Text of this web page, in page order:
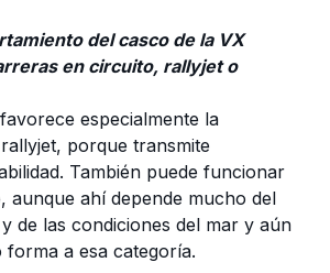
del casco de la VX
en circuito, rallyjet o
especialmente la
porque transmite
También puede funcionar
aunque ahí depende mucho del
de las condiciones del mar y aún
forma a esa categoría.